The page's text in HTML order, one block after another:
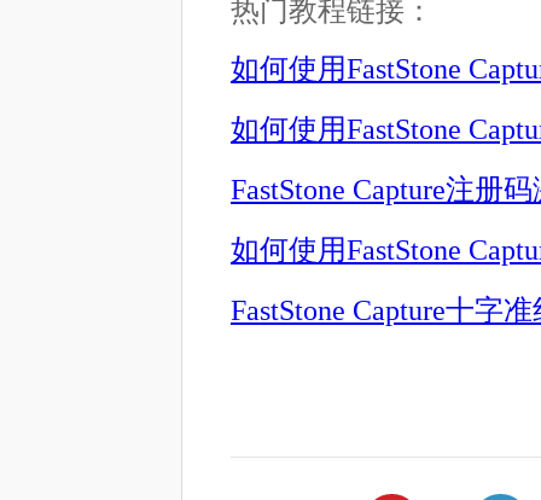
热门教程链接：
如何使用FastStone
如何使用FastStone
FastStone Capture注册
如何使用FastStone
FastStone Capture十字